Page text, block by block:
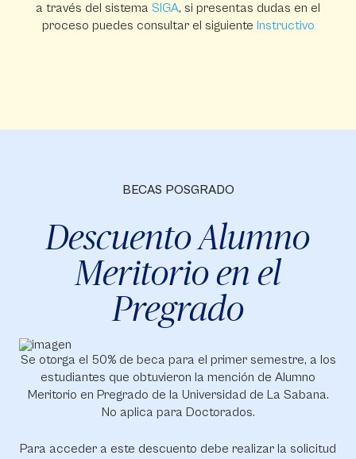
a través del sistema SIGA, si presentas dudas en el
proceso puedes consultar el siguiente Instructivo
BECAS POSGRADO
Descuento Alumno
Meritorio en el
Pregrado
Se otorga el 50% de beca para el primer semestre, a los
estudiantes que obtuvieron la mención de Alumno
Meritorio en Pregrado de la Universidad de La Sabana.
No aplica para Doctorados.
Para acceder a este descuento debe realizar la solicitud